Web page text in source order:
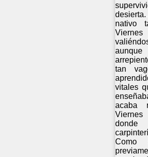
nativo
tan
vitales
acaba